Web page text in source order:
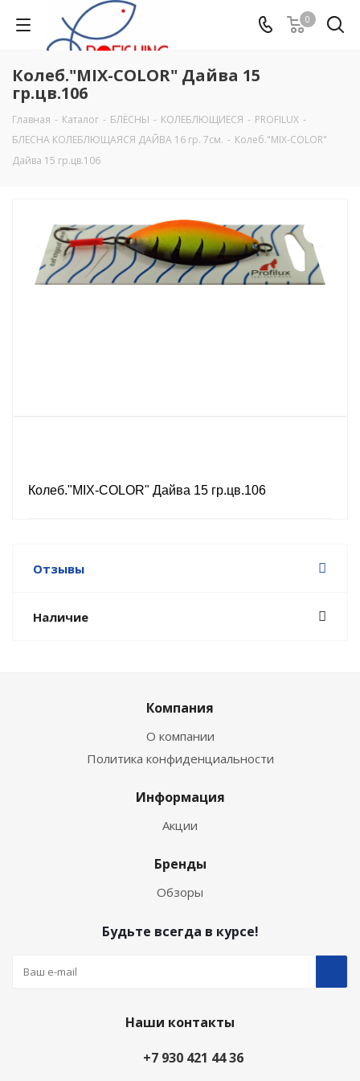
0
Колеб."MIX-COLOR" Дайва 15
гр.цв.106
Главная - Каталог - БЛЁСНЫ - КОЛЕБЛЮЩИЕСЯ - PROFILUX -
БЛЕСНА КОЛЕБЛЮЩАЯСЯ ДАЙВА 16 гр. 7см. - Колеб."MIX-COLOR"
Дайва 15 гр.цв.106
Колеб."MIX-COLOR" Дайва 15 гр.цв.106
Отзывы
Наличие
Компания
О компании
Политика конфиденциальности
Информация
Акции
Бренды
Обзоры
Будьте всегда в курсе!
Наши контакты
+7 930 421 44 36